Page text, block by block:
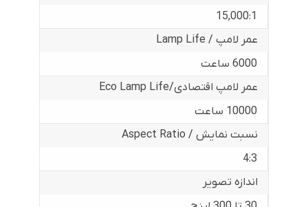
15,000:1
عمر لامپ / Lamp Life
6000 ساعت
عمر لامپ اقتصادی/Eco Lamp Life
10000 ساعت
نسبت نمایش / Aspect Ratio
4:3
اندازه تصویر